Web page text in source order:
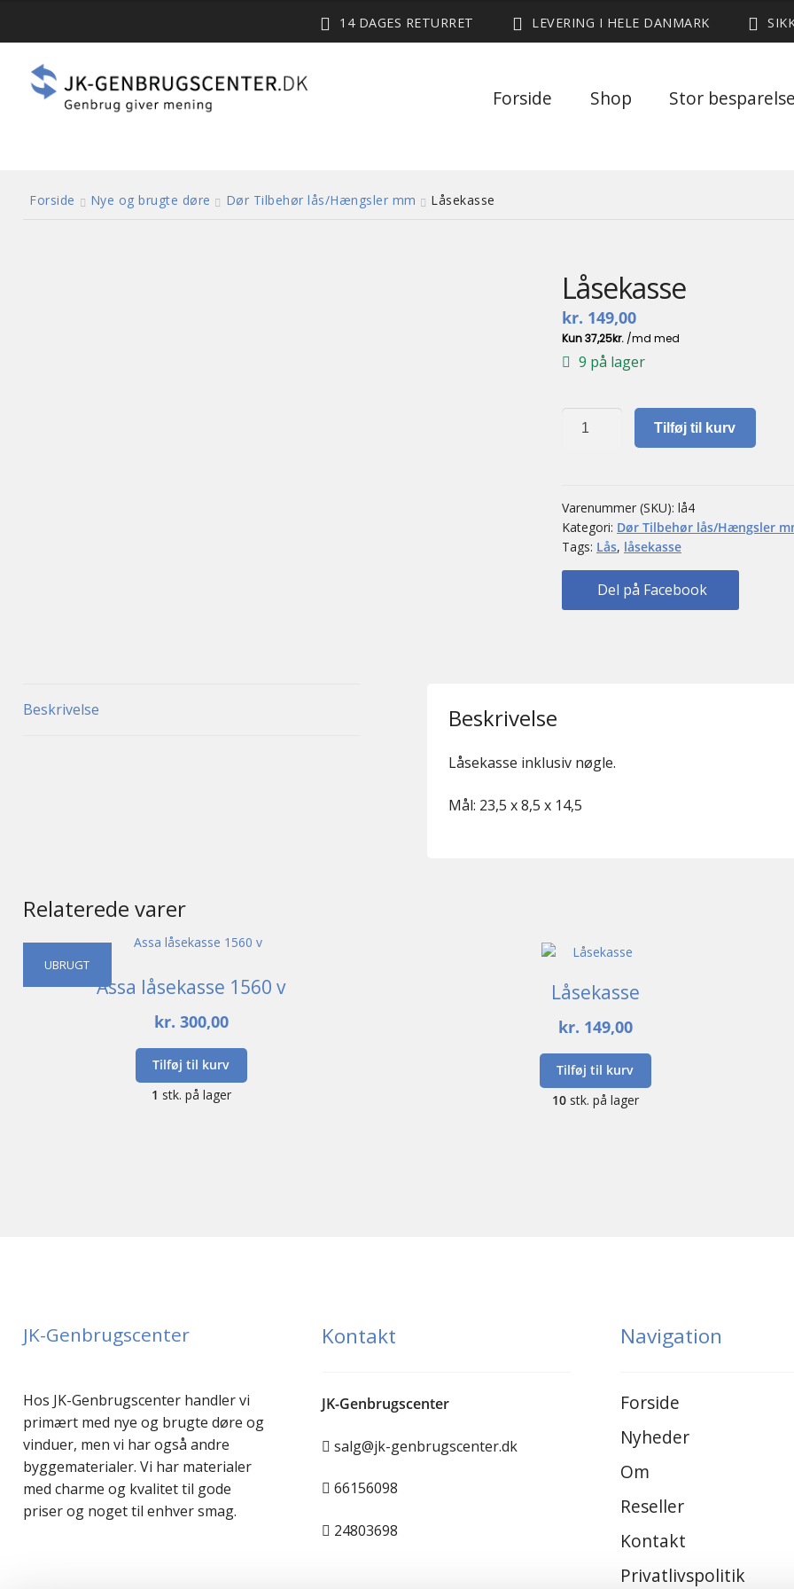
14 DAGES RETURRET LEVERING I HELE DANMARK
Forside Shop Stor
Forside Nye og brugte døre Dør Tilbehør lås/Hængsler mm Låsekasse
Låsekasse
kr. 149,00
9 på lager
Låsekasse
Tilføj til kurv
Varenummer (SKU): lå4
Kategori: Dør Tilbehør lås/Hængsler
Tags: Lås, låsekasse
Del på Facebook
Beskrivelse Beskrivelse
Låsekasse inklusiv nøgle.
Mål: 23,5 x 8,5 x 14,5
Relaterede varer
UBRUGT
Assa låsekasse 1560 v
kr. 300,00
Tilføj til kurv
1 stk. på lager
Låsekasse
kr. 149,00
Tilføj til kurv
10stk. på lager
JK-Genbrugscenter
Hos JK-Genbrugscenter handler vi
primært med nye og brugte døre og
vinduer, men vi har også andre
byggematerialer. Vi har materialer
med charme og kvalitet til gode
priser og noget til enhver smag.
Kontakt
JK-Genbrugscenter
salg@jk-genbrugscenter.dk
66156098
24803698
Navigation
Forside
Nyheder
Om
Reseller
Kontakt
Privatlivspolitik